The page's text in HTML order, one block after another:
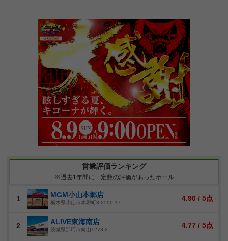
営業評価ランキング
※過去1年間に一定数の評価があったホール
1 MGM小山本郷店
栃木県小山市本郷町3-2590-17
4.90 / 5点
2 ALIVE東海南店
茨城県那珂市向山1273-2
4.77 / 5点